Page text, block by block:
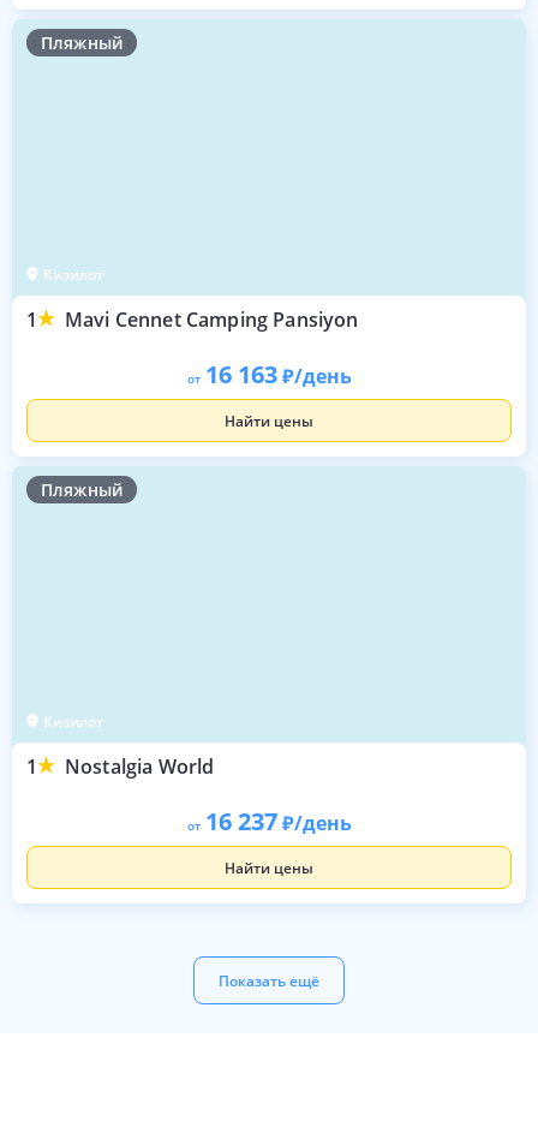
Пляжный
Кизилот
1 Mavi Cennet Camping Pansiyon
от 16 163 /день
Найти цены
Пляжный
Кизилот
1 Nostalgia World
от 16 237 /день
Найти цены
Показать ещё